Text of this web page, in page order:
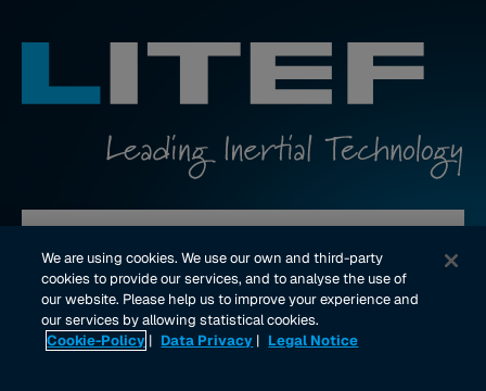
youtube Linklinkedin Link
We are using cookies. We use our own and third-party
cookies to provide our services, and to analyse the use of
our website. Please help us to improve your experience and
our services by allowing statistical cookies.
Cookie-Policy | Data Privacy | Legal Notice